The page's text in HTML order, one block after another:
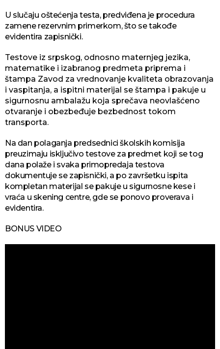
U slučaju oštećenja testa, predviđena je procedura
zamene rezervnim primerkom, što se takođe
evidentira zapisnički.
Testove iz srpskog, odnosno maternjeg jezika,
matematike i izabranog predmeta priprema i
štampa Zavod za vrednovanje kvaliteta obrazovanja
i vaspitanja, a ispitni materijal se štampa i pakuje u
sigurnosnu ambalažu koja sprečava neovlašćeno
otvaranje i obezbeđuje bezbednost tokom
transporta.
Na dan polaganja predsednici školskih komisija
preuzimaju isključivo testove za predmet koji se tog
dana polaže i svaka primopredaja testova
dokumentuje se zapisnički, a po završetku ispita
kompletan materijal se pakuje u sigurnosne kese i
vraća u skening centre, gde se ponovo proverava i
evidentira.
BONUS VIDEO